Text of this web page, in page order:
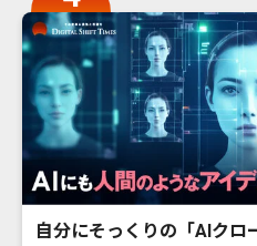
自分にそっくりの「AIクロ